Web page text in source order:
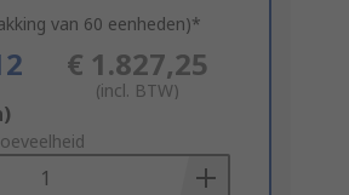
van 60 eenheden)*
€ 1.827,25
(incl. BTW)